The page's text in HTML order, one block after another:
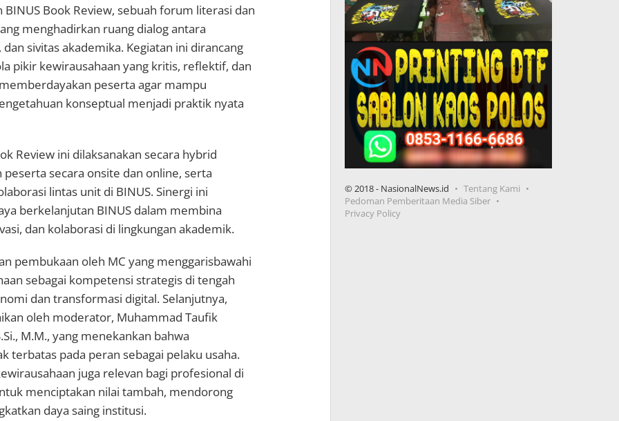
Book Review, sebuah forum literasi dan
menghadirkan ruang dialog antara
sivitas akademika. Kegiatan ini dirancang
pikir kewirausahaan yang kritis, reflektif, dan
peserta agar mampu
konseptual menjadi praktik nyata
Review ini dilaksanakan secara hybrid
secara onsite dan online, serta
lintas unit di BINUS. Sinergi ini
berkelanjutan BINUS dalam membina
dan kolaborasi di lingkungan akademik.
pembukaan oleh MC yang menggarisbawahi
sebagai kompetensi strategis di tengah
dan transformasi digital. Selanjutnya,
oleh moderator, Muhammad Taufik
M.M., yang menekankan bahwa
terbatas pada peran sebagai pelaku usaha.
juga relevan bagi profesional di
menciptakan nilai tambah, mendorong
daya saing institusi.
© 2018 - NasionalNews.id
Tentang Kami
Pedoman Pemberitaan Media Siber
Privacy Policy